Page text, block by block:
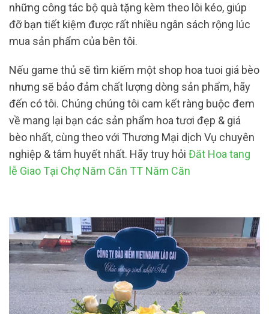
những công tác bộ quà tặng kèm theo lôi kéo, giúp
đỡ bạn tiết kiệm được rất nhiều ngân sách rộng lúc
mua sản phẩm của bên tôi.
Nếu game thủ sẽ tìm kiếm một shop hoa tuoi giá bèo
nhưng sẽ bảo đảm chất lượng dòng sản phẩm, hãy
đến có tôi. Chúng chúng tôi cam kết ràng buộc đem
về mang lại bạn các sản phẩm hoa tươi đẹp & giá
bèo nhất, cùng theo với Thương Mại dịch Vụ chuyên
nghiệp & tâm huyết nhất. Hãy truy hỏi Đăt Hoa tang
lễ Giao Tại Chợ Năm Căn TT Năm Căn